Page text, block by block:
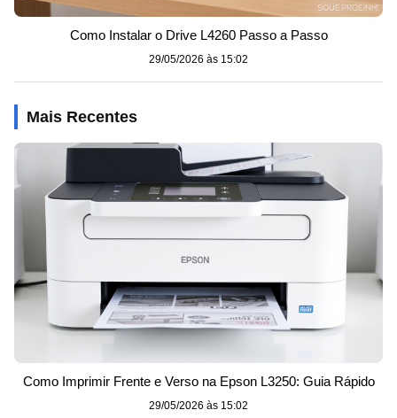
Como Instalar o Drive L4260 Passo a Passo
29/05/2026 às 15:02
Mais Recentes
Como Imprimir Frente e Verso na Epson L3250: Guia Rápido
29/05/2026 às 15:02